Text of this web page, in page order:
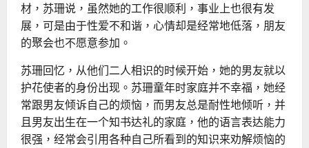
材，苏珊说，虽然她的工作很顺利，事业上也很有发
展，可是由于性爱不和谐，心情却是经常地低落，朋友
的聚会也不愿意参加。
苏珊回忆，从他们二人相识的时候开始，她的男友就以
护花使者的身份出现。苏珊童年时家庭并不幸福，她经
常跟男友倾诉自己的烦恼，而男友总是耐性地倾听，并
且男友出生在一个知书达礼的家庭，他的语言表达能力
很强，经常会引用各种自己所看到的知识来劝解烦恼的